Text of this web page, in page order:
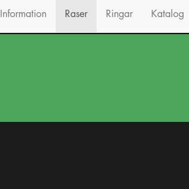
Information Raser Ringar Katalog